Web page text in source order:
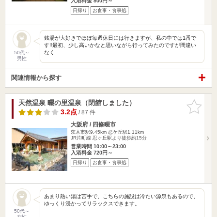
日帰り お食事・食事処
50代～
男性
銭湯が大好きでほぼ毎週休日には行きますが、私の中では1番で
す‼️最初、少し高いかなと思いながら行ってみたのですが間違い
なく…
関連情報から探す
お気に入
りに追加
天然温泉 畷の里温泉（閉館しました）
3.2点/ 87 件
大阪府 / 四條畷市
茨木市駅9.45km 忍ケ丘駅1.11km
JR片町線 忍ヶ丘駅より徒歩約15分
営業時間 10:00～23:00
入浴料金 720円～
日帰り お食事・食事処
50代～
あまり熱い湯は苦手で、こちらの施設は冷たい源泉もあるので、
ゆっくり浸かってリラックスできます。